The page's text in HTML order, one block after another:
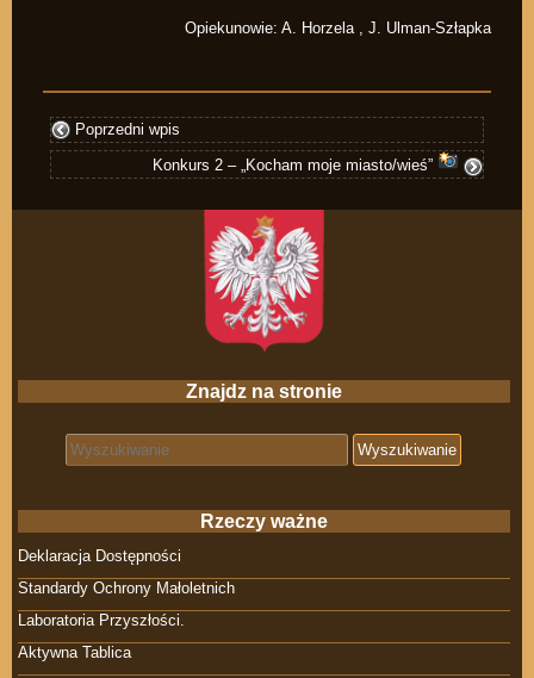
Opiekunowie: A. Horzela , J. Ulman-Szłapka
Poprzedni wpis
Konkurs 2 – „Kocham moje miasto/wieś”
Znajdz na stronie
Search for:
Rzeczy ważne
Deklaracja Dostępności
Standardy Ochrony Małoletnich
Laboratoria Przyszłości.
Aktywna Tablica